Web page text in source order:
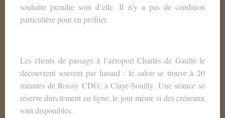
souhaite prendre soin d’elle. Il n’y a pas de condition
particulière pour en profiter.
Les clients de passage à l’aéroport Charles de Gaulle le
découvrent souvent par hasard : le salon se trouve à 20
minutes de Roissy CDG, à Claye-Souilly. Une séance se
réserve directement en ligne, le jour même si des créneaux
sont disponibles.